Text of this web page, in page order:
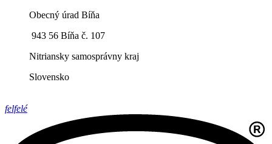
Obecný úrad Bíňa
943 56 Bíňa č. 107
Nitriansky samosprávny kraj
Slovensko
felfelé